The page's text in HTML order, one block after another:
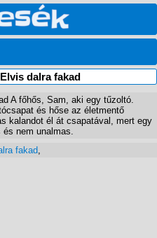
dalra fakad
A főhős, Sam, aki egy tűzoltó.
és hőse az életmentő
kalandot él át csapatával, mert egy
nem unalmas.
fakad,